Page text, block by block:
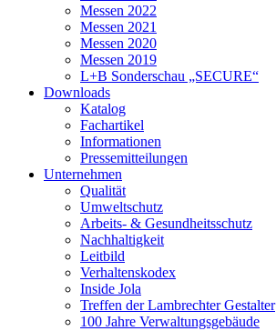
Messen 2022
Messen 2021
Messen 2020
Messen 2019
L+B Sonderschau „SECURE“
Downloads
Katalog
Fachartikel
Informationen
Pressemitteilungen
Unternehmen
Qualität
Umweltschutz
Arbeits- & Gesundheitsschutz
Nachhaltigkeit
Leitbild
Verhaltenskodex
Inside Jola
Treffen der Lambrechter Gestalter
100 Jahre Verwaltungsgebäude